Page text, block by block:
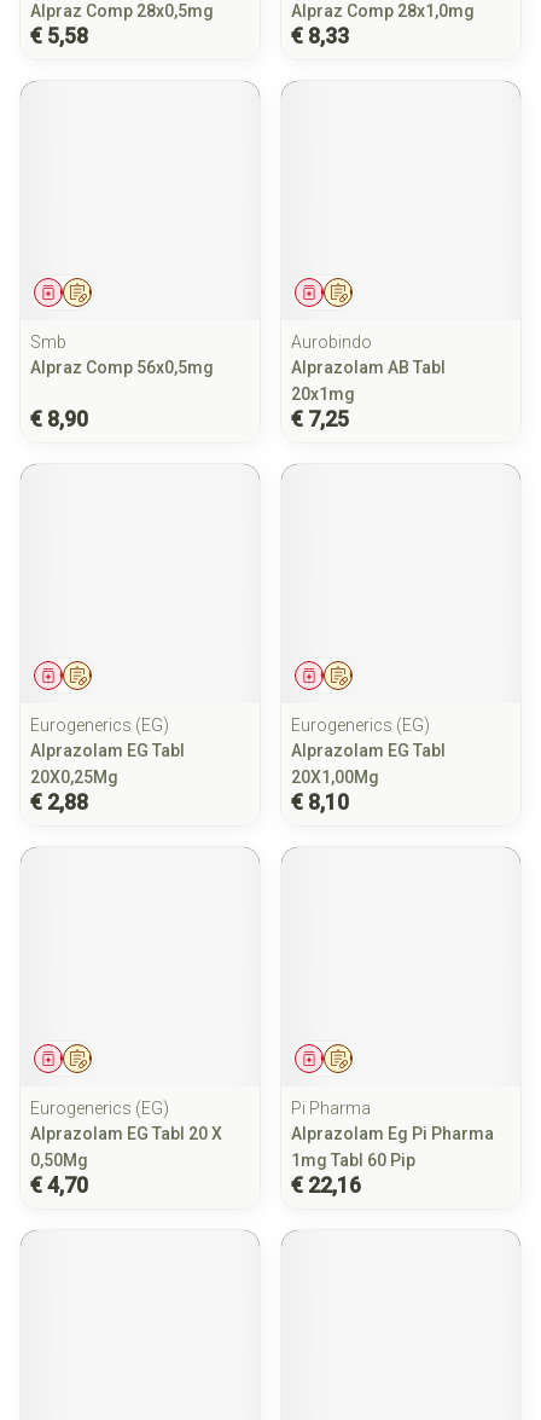
Alpraz Comp 28x0,5mg
€ 5,58
Alpraz Comp 28x1,0mg
€ 8,33
Op voorschrift
Geneesmiddel
Smb
Alpraz Comp 56x0,5mg
€ 8,90
Op voorschrift
Geneesmiddel
Aurobindo
Alprazolam AB Tabl
20x1mg
€ 7,25
Op voorschrift
Geneesmiddel
Eurogenerics (EG)
Alprazolam EG Tabl
20X0,25Mg
€ 2,88
Op voorschrift
Geneesmiddel
Eurogenerics (EG)
Alprazolam EG Tabl
20X1,00Mg
€ 8,10
Op voorschrift
Geneesmiddel
Eurogenerics (EG)
Alprazolam EG Tabl 20 X
0,50Mg
€ 4,70
Op voorschrift
Geneesmiddel
Pi Pharma
Alprazolam Eg Pi Pharma
1mg Tabl 60 Pip
€ 22,16